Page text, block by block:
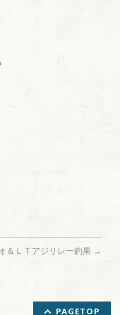
＆ＬＴアジリレー釣果 →
PAGETOP